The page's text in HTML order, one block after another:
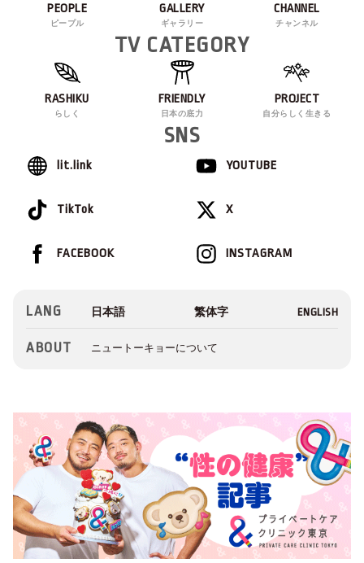
PEOPLE
ピープル
GALLERY
ギャラリー
CHANNEL
チャンネル
TV CATEGORY
RASHIKU
らしく
FRIENDLY
日本の底力
PROJECT
自分らしく生きる
SNS
lit.link YOUTUBE
TikTok X
INSTAGRAM
FACEBOOK
LANG
ABOUT ニュートーキョーについて